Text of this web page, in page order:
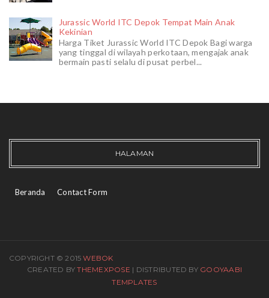
Jurassic World ITC Depok Tempat Main Anak
Kekinian
Harga Tiket Jurassic World ITC Depok Bagi warga
yang tinggal di wilayah perkotaan, mengajak anak
bermain pasti selalu di pusat perbel...
HALAMAN
Beranda Contact Form
COPYRIGHT © 2015WEBOK
CREATED BYTHEMEXPOSE | DISTRIBUTED BY GOOYAABI
TEMPLATES